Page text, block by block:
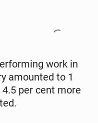
work in
amount­ed to 1
per cent more